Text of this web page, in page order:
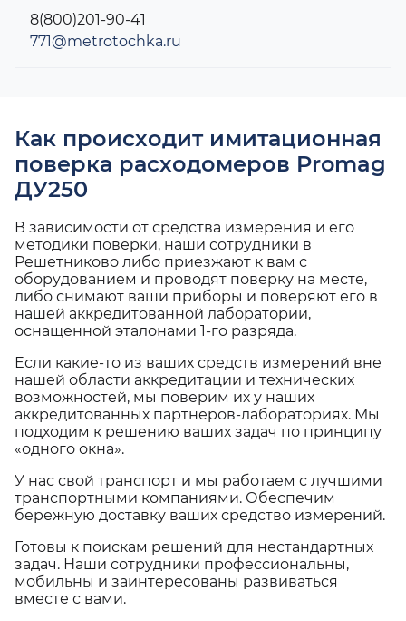
8(800)201-90-41
771@metrotochka.ru
Как происходит имитационная
поверка расходомеров Promag
ДУ250
В зависимости от средства измерения и его
методики поверки, наши сотрудники в
Решетниково либо приезжают к вам с
оборудованием и проводят поверку на месте,
либо снимают ваши приборы и поверяют его в
нашей аккредитованной лаборатории,
оснащенной эталонами 1-го разряда.
Если какие-то из ваших средств измерений вне
нашей области аккредитации и технических
возможностей, мы поверим их у наших
аккредитованных партнеров-лабораториях. Мы
подходим к решению ваших задач по принципу
«одного окна».
У нас свой транспорт и мы работаем с лучшими
транспортными компаниями. Обеспечим
бережную доставку ваших средство измерений.
Готовы к поискам решений для нестандартных
задач. Наши сотрудники профессиональны,
мобильны и заинтересованы развиваться
вместе с вами.